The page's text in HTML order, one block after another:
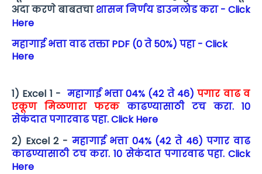
अदा करणे बाबतचाशासन निर्णय डाउनलोड करा - Click
Here
महागाई भत्ता वाढ तक्ता PDF (0 ते 50%) पहा - Click
Here
1) Excel 1 - महागाई भत्ता 04% (42 ते 46)पगार वाढ व
एकूण मिळणारा फरककाढण्यासाठी टच करा. 10
सेकंदात पगारवाढ पहा. Click Here
2) Excel 2 - महागाई भत्ता 04% (42 ते 46) पगार वाढ
काढण्यासाठी टच करा. 10 सेकंदात पगारवाढ पहा. Click
Here